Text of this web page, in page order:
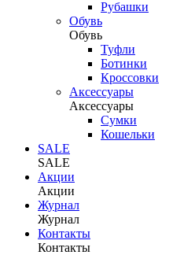
Рубашки
Обувь
Обувь
Туфли
Ботинки
Кроссовки
Аксессуары
Аксессуары
Сумки
Кошельки
SALE
SALE
Акции
Акции
Журнал
Журнал
Контакты
Контакты